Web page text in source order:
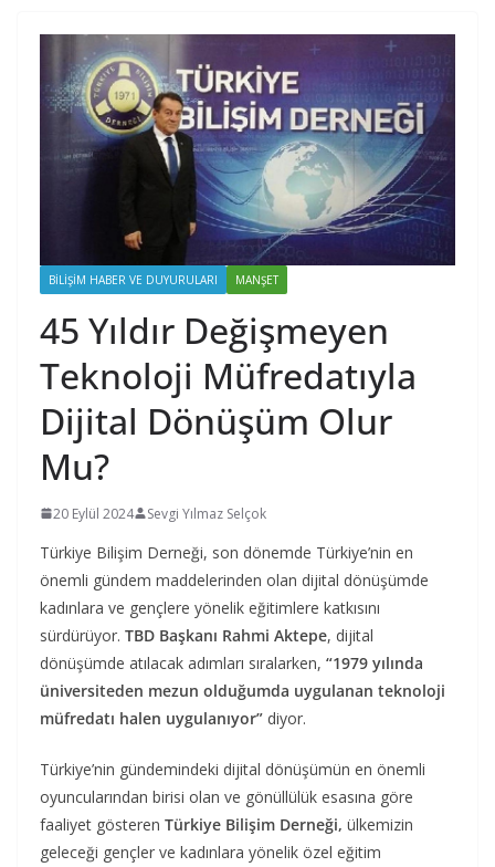
BILIŞIM HABER VE DUYURULARI MANŞET
45 Yıldır Değişmeyen
Teknoloji Müfredatıyla
Dijital Dönüşüm Olur
Mu?
20 Eylül 2024 Sevgi Yılmaz Selçok
Türkiye Bilişim Derneği, son dönemde Türkiye’nin en
önemli gündem maddelerinden olan dijital dönüşümde
kadınlara ve gençlere yönelik eğitimlere katkısını
sürdürüyor. TBD Başkanı Rahmi Aktepe, dijital
dönüşümde atılacak adımları sıralarken, “1979 yılında
üniversiteden mezun olduğumda uygulanan teknoloji
müfredatı halen uygulanıyor” diyor.
Türkiye’nin gündemindeki dijital dönüşümün en önemli
oyuncularından birisi olan ve gönüllülük esasına göre
faaliyet gösteren Türkiye Bilişim Derneği, ülkemizin
geleceği gençler ve kadınlara yönelik özel eğitim